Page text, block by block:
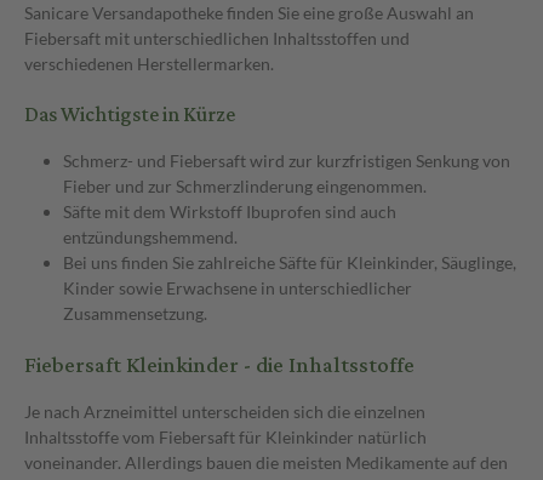
Sanicare Versandapotheke finden Sie eine große Auswahl an
Fiebersaft mit unterschiedlichen Inhaltsstoffen und
verschiedenen Herstellermarken.
Das Wichtigste in Kürze
Schmerz- und Fiebersaft wird zur kurzfristigen Senkung von
Fieber und zur Schmerzlinderung eingenommen.
Säfte mit dem Wirkstoff Ibuprofen sind auch
entzündungshemmend.
Bei uns finden Sie zahlreiche Säfte für Kleinkinder, Säuglinge,
Kinder sowie Erwachsene in unterschiedlicher
Zusammensetzung.
Fiebersaft Kleinkinder - die Inhaltsstoffe
Je nach Arzneimittel unterscheiden sich die einzelnen
Inhaltsstoffe vom Fiebersaft für Kleinkinder natürlich
voneinander. Allerdings bauen die meisten Medikamente auf den